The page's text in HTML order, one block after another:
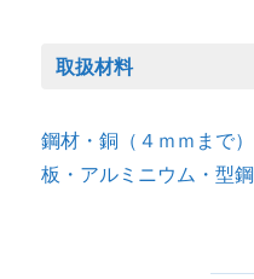
取扱材料
鋼材・銅（４ｍｍまで
板・アルミニウム・型鋼